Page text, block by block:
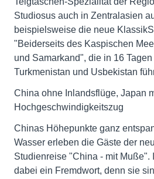
Studiosus auch in Zentralasien
beispielsweise die neue
"Beiderseits des Kaspischen
und Samarkand", die in 16
Turkmenistan und Usbekistan
China ohne Inlandsflüge, Japan
Hochgeschwindigkeitszug
Chinas Höhepunkte ganz
Wasser erleben die Gäste der
Studienreise "China - mit Muße".
dabei ein Fremdwort, denn sie